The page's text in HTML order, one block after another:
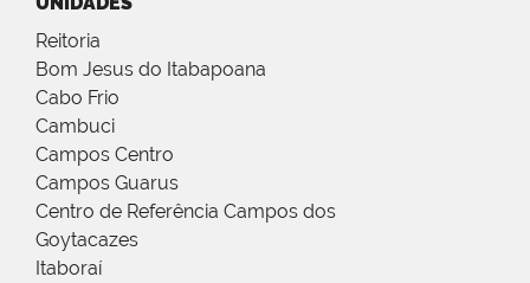
Reitoria
Bom Jesus do Itabapoana
Cabo Frio
Cambuci
Campos Centro
Campos Guarus
Centro de Referência Campos dos
Goytacazes
Itaboraí